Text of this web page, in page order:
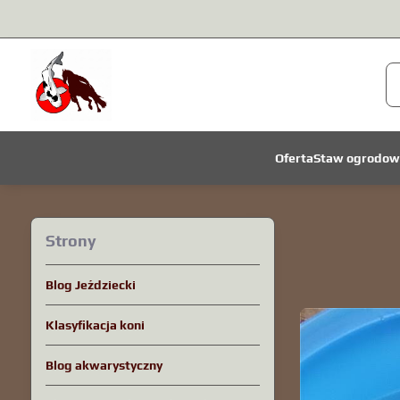
OfertaStaw
Strony
Blog Jeździecki
Klasyfikacja koni
Blog akwarystyczny